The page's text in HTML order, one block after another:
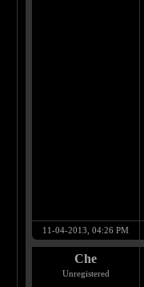
11-04-2013, 04:26 PM
Che
Unregistered